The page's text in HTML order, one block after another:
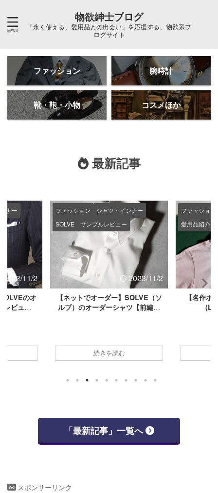
物欲紳士ブログ
「永く使える、愛用品との出会い」を応援する、物欲系ブ
ログサイト
ファッション 腕時計
靴・鞄・小物 コスメほか
最新記事
ナー
2023/11/2
のオ
レビュー
ファッション
シャツ・インナー
SOLVE
サンプルレビュー
2023/11/2
【ネットでオーダー】SOLVE（ソ
ルブ）のオーダーシャツ【前編：
続きを読む
ファッション
愛用品紹介
【名作ポ
「最新記事」一覧へ
スポンサーリンク